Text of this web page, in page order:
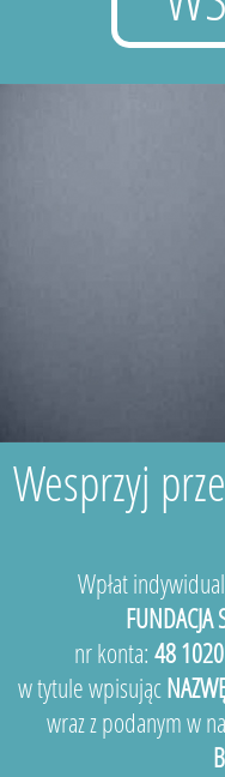
Wesprzyj
Wpłat
FUNDACJA
nr konta: 48
w tytule wpisując
wraz z podanym w